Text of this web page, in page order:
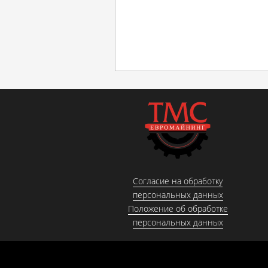
Согласие на обработку
персональных данных
Положение об обработке
персональных данных